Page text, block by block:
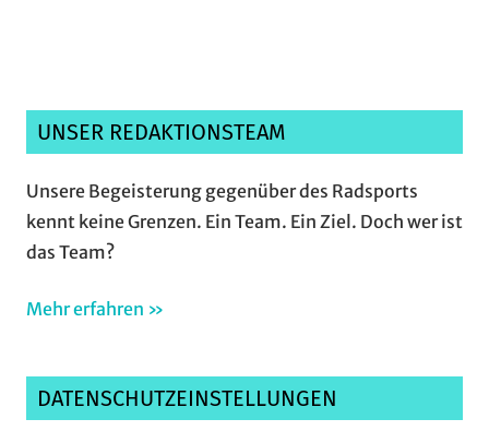
UNSER REDAKTIONSTEAM
Unsere Begeisterung gegenüber des Radsports
kennt keine Grenzen. Ein Team. Ein Ziel. Doch wer ist
das Team?
Mehr erfahren »
DATENSCHUTZEINSTELLUNGEN